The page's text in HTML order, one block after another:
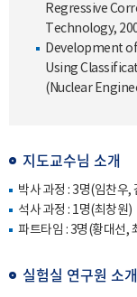
Regressive
Technology,
Development
Using
(Nuclear
지도교수님 소개
박사 과정 : 3명(임찬우,
석사 과정 : 1명(최창원)
파트타임 : 3명(황대선,
실험실 연구원 소